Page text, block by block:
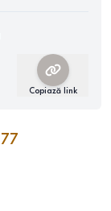
Copiază link
77